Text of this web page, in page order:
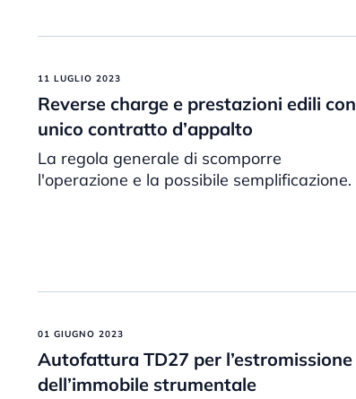
11 LUGLIO 2023
Reverse charge e prestazioni edili con
unico contratto d’appalto
La regola generale di scomporre
l'operazione e la possibile semplificazione.
01 GIUGNO 2023
Autofattura TD27 per l’estromissione
dell’immobile strumentale